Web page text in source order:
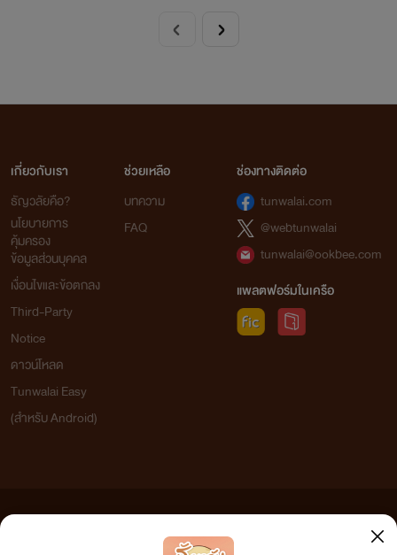
เกี่ยวกับเรา
ธัญวลัยคือ?
นโยบายการ
คุ้มครอง
ข้อมูลส่วนบุคคล
เงื่อนไขและข้อตกลง
Third-Party
Notice
ดาวน์โหลด
Tunwalai Easy
(สำหรับ Android)
ช่วยเหลือ
บทความ
FAQ
ช่องทางติดต่อ
tunwalai.com
@webtunwalai
tunwalai@ookbee.com
แพลตฟอร์มในเครือ
เว็บไซต์แห่งนี้ไม่ได้เห็นด้วยและไม่ขอรับผิดชอบต่อข้อความใดๆ ทั้งสิ้น ดังนั้นผู้อ่านทุกท่านโปรดใช้